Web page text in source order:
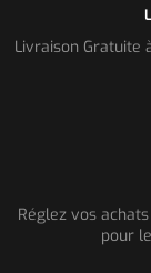
Livraison Gratuite
Réglez vos
pour